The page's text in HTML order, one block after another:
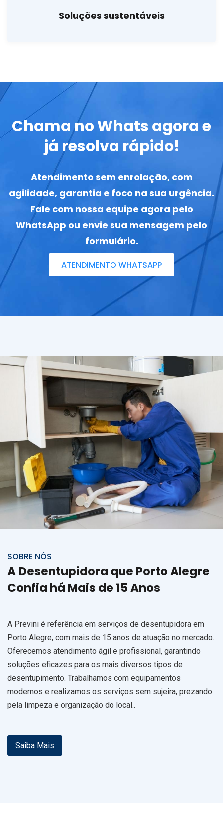
Soluções sustentáveis
Chama no Whats agora e
já resolva rápido!
Atendimento sem enrolação, com
agilidade, garantia e foco na sua urgência.
Fale com nossa equipe agora pelo
WhatsApp ou envie sua mensagem pelo
formulário.
ATENDIMENTO WHATSAPP
SOBRE NÓS
A Desentupidora que Porto Alegre
Confia há Mais de 15 Anos
A Previni é referência em serviços de desentupidora em
Porto Alegre, com mais de 15 anos de atuação no mercado.
Oferecemos atendimento ágil e profissional, garantindo
soluções eficazes para os mais diversos tipos de
desentupimento. Trabalhamos com equipamentos
modernos e realizamos os serviços sem sujeira, prezando
pela limpeza e organização do local..
Saiba Mais